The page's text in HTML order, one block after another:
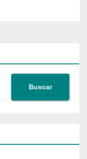
Buscar